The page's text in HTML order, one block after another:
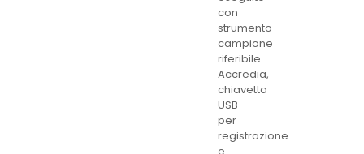
con
strumento
campione
riferibile
Accredia,
chiavetta
USB
per
registrazione